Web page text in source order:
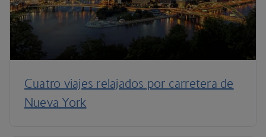
Cuatro viajes relajados por carretera de
Nueva York